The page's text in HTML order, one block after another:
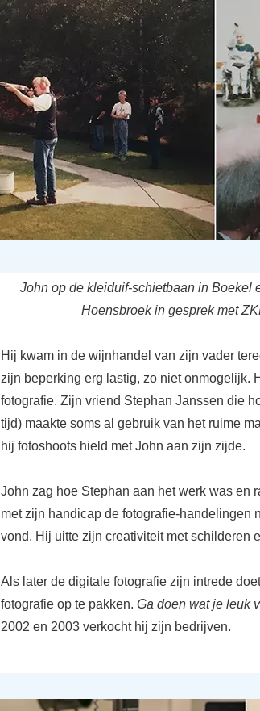
John op de kleiduif-schietbaan in Boekel
Hoensbroek in gesprek met
Hij kwam in de wijnhandel van zijn vader
zijn beperking erg lastig, zo niet onmogelijk.
fotografie. Zijn vriend Stephan Janssen die
tijd) maakte soms al gebruik van het ruime
hij fotoshoots hield met John aan zijn zijde.
John zag hoe Stephan aan het werk was en
met zijn handicap de fotografie-handelingen
vond. Hij uitte zijn creativiteit met schilderen
Als later de digitale fotografie zijn intrede
fotografie op te pakken. Ga doen wat je leuk
2002 en 2003 verkocht hij zijn bedrijven.